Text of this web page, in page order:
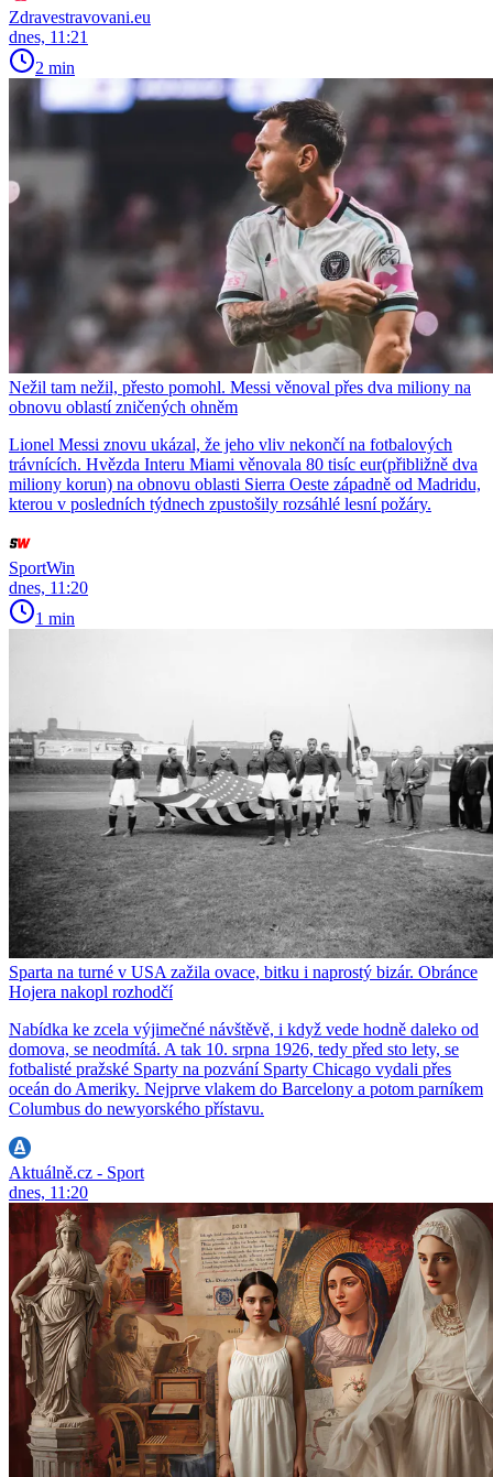
Zdravestravovani.eu
dnes, 11:21
2 min
Nežil tam nežil, přesto pomohl. Messi věnoval přes dva miliony na
obnovu oblastí zničených ohněm
Lionel Messi znovu ukázal, že jeho vliv nekončí na fotbalových
trávnících. Hvězda Interu Miami věnovala 80 tisíc eur(přibližně dva
miliony korun) na obnovu oblasti Sierra Oeste západně od Madridu,
kterou v posledních týdnech zpustošily rozsáhlé lesní požáry.
SportWin
dnes, 11:20
1 min
Sparta na turné v USA zažila ovace, bitku i naprostý bizár. Obránce
Hojera nakopl rozhodčí
Nabídka ke zcela výjimečné návštěvě, i když vede hodně daleko od
domova, se neodmítá. A tak 10. srpna 1926, tedy před sto lety, se
fotbalisté pražské Sparty na pozvání Sparty Chicago vydali přes
oceán do Ameriky. Nejprve vlakem do Barcelony a potom parníkem
Columbus do newyorského přístavu.
Aktuálně.cz - Sport
dnes, 11:20